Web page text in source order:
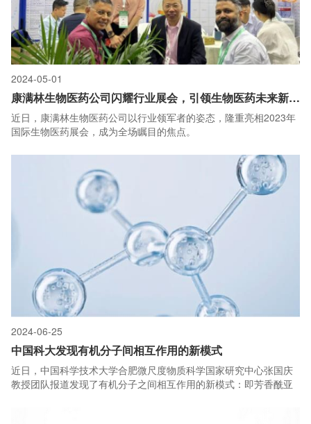
2024-05-01
康满林生物医药公司闪耀行业展会，引领生物医药未来新趋势
近日，康满林生物医药公司以行业领军者的姿态，隆重亮相2023年
国际生物医药展会，成为全场瞩目的焦点。
2024-06-25
中国科大发现有机分子间相互作用的新模式
近日，中国科学技术大学合肥微尺度物质科学国家研究中心张国庆
教授团队报道发现了有机分子之间相互作用的新模式：即芳香酰亚